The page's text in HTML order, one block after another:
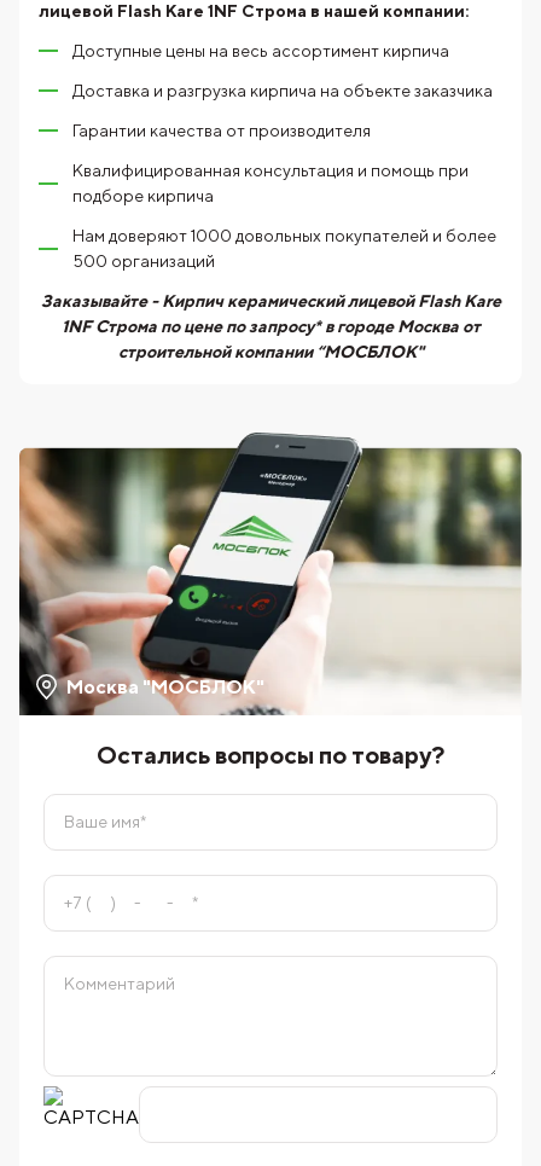
лицевой Flash Kare 1NF Строма в нашей компании:
Доступные цены на весь ассортимент кирпича
Доставка и разгрузка кирпича на объекте заказчика
Гарантии качества от производителя
Квалифицированная консультация и помощь при
подборе кирпича
Нам доверяют 1000 довольных покупателей и более
500 организаций
Заказывайте - Кирпич керамический лицевой Flash Kare
1NF Строма по цене по запросу* в городе Москва от
строительной компании “МОСБЛОК"
Москва "МОСБЛОК"
Остались вопросы по товару?